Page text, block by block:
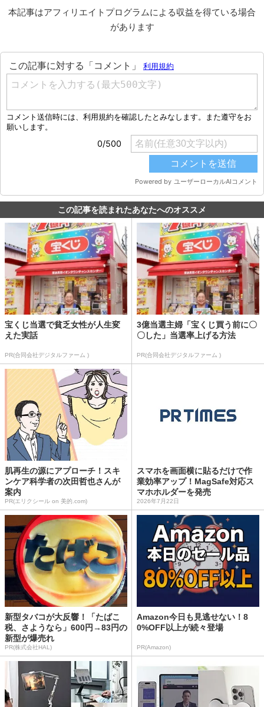
本記事はアフィリエイトプログラムによる収益を得ている場合
があります
この記事を読まれたあなたへのオススメ
宝くじ当選で貧乏女性が人生変
えた実話
PR(合同会社デジタルファーム )
3億当選主婦「宝くじ買う前に〇
〇した」当選率上げる方法
PR(合同会社デジタルファーム )
肌再生の源にアプローチ！スキ
ンケア科学者の次田哲也さんが
案内
PR(エリクシール on 美的.com)
スマホを画面横に貼るだけで作
業効率アップ！MagSafe対応ス
マホホルダーを発売
2026年7月22日
新型タバコが大反響！「たばこ
税、さようなら」600円→83円の
新型が爆売れ
PR(株式会社HAL)
Amazon今日も見逃せない！8
0%OFF以上が続々登場
PR(Amazon)